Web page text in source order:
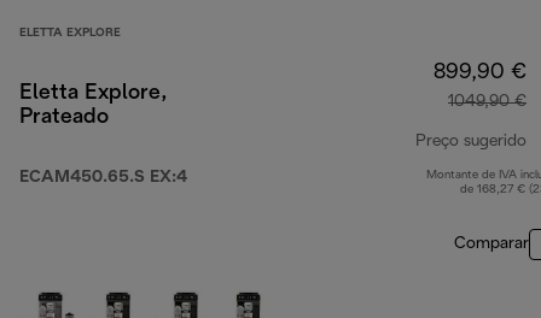
ELETTA EXPLORE
Eletta Explore,
Prateado
ECAM450.65.S EX:4
899,90 €
1049,90 €
Preço sugerido
Montante de IVA
de 168,27 €
Comparar